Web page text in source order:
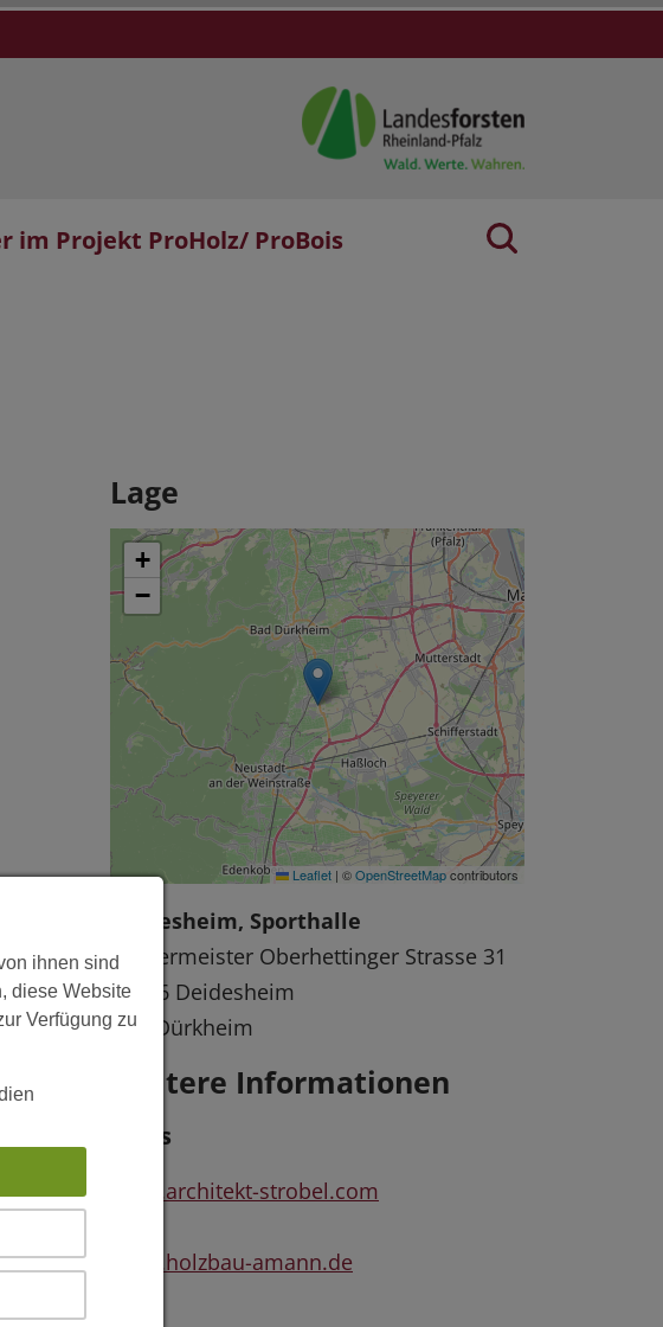
im Projekt ProHolz/ ProBois
Lage
+
−
Leaflet | ©OpenStreetMapcontributors
Deidesheim, Sporthalle
Bürgermeister Oberhettinger Strasse 31
67146 Deidesheim
Bad Dürkheim
Weitere Informationen
Links
www.architekt-strobel.com
www.holzbau-amann.de
ihnen sind
diese Website
Verfügung zu